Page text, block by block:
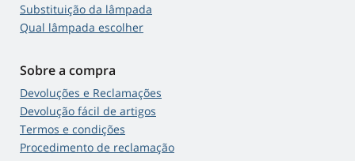
Substituição da lâmpada
Qual lâmpada escolher
Sobre a compra
Devoluções e Reclamações
Devolução fácil de artigos
Termos e condições
Procedimento de reclamação